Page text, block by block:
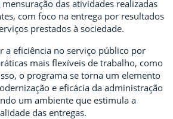
das atividades realizadas
com foco na entrega por resultados
prestados à sociedade.
a eficiência no serviço público por
mais flexíveis de trabalho, como
o programa se torna um elemento
e eficácia da administração
um ambiente que estimula a
das entregas.